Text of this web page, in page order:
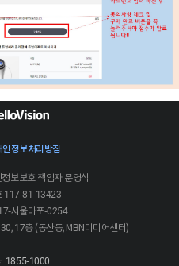
인정보처리방침
정보보호 책임자 문영식
117-81-13423
서울마포-0254
17층 (동산동, MBN미디어센터)
1855-1000